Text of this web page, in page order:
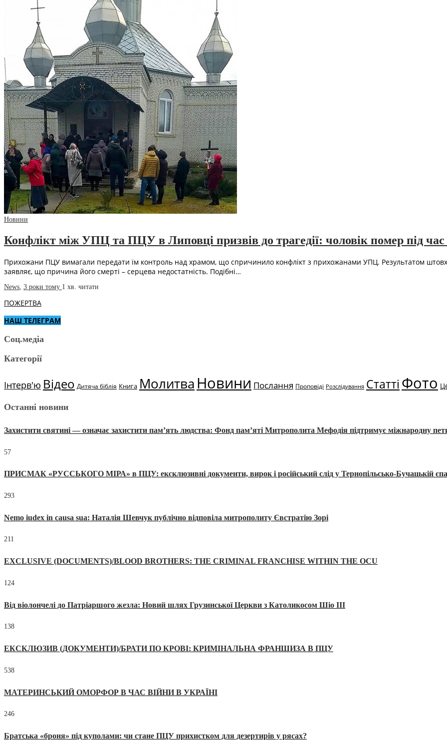
Новини
Конфлікт між УПЦ та ПЦУ в Липовці призвів до трагедії: чоловік помер під
Прихожани ПЦУ вимагали передати їм контроль над храмом, що спричинило конфлікт з прихожанами УПЦ. Результатом
заявляє, що причина його смерті – серцева недостатність. Подібні…
News, 3 роки тому 1 хв. читати
ПОЖЕРТВА
НАШ ТЕЛЕГРАМ
Соц.медіа
Категорії
Інтерв'ю Відео Дитяча біблія Книга МолитваНовини Послання Проповіді Розслідування Статті Фото
Останні новини
Захистити святині — означає захистити пам’ять людства: Фонд пам’яті Митрополита Мефодія підтримує міжнародну
57
ПРИСМАК «РУССЬКОГО МІРА» в ПЦУ: ексклюзивні документи, вирок і російський слід у Тернопільсько-Бучацькій
293
Nemo iudex in causa sua: Наталія Шевчук публічно відповіла митрополиту Євстратію Зорі
211
EXCLUSIVE (DOCUMENTS)/BLOOD BROTHERS: THE CRIMINAL FRANCHISE WITHIN THE OCU
124
Від віолончелі до Патріаршого жезла: Новий шлях Грузинської Церкви з Католикосом Шіо III
138
ЕКСКЛЮЗИВ (ДОКУМЕНТИ)/БРАТИ ПО КРОВІ: КРИМІНАЛЬНА ФРАНШИЗА В ПЦУ
538
МАТЕРИНСЬКИЙ ОМОРФОР В ЧАС ВІЙНИ В УКРАЇНІ
246
Братська «броня» під куполами: чи стане ПЦУ прихистком для дезертирів у рясах?